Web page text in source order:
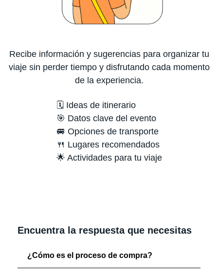
Recibe información y sugerencias para organizar tu
viaje sin perder tiempo y disfrutando cada momento
de la experiencia.
🗓️ Ideas de itinerario
🎯 Datos clave del evento
🚐 Opciones de transporte
🍴 Lugares recomendados
🌟 Actividades para tu viaje
Encuentra la respuesta que necesitas
¿Cómo es el proceso de compra?